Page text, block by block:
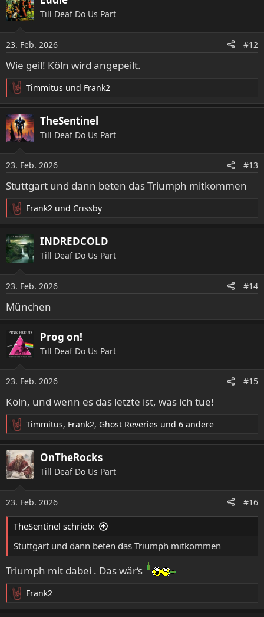
k
t
n
e
n
Till Deaf Do Us Part
23. Feb. 2026 #12
Wie geil! Köln wird angepeilt.
R
e
a
k
t
n
e
n
Timmitus und Frank2
TheSentinel
Till Deaf Do Us Part
23. Feb. 2026 #13
Stuttgart und dann beten das Triumph mitkommen
R
e
a
k
t
n
e
n
:
Frank2 und Crissby
INDREDCOLD
Till Deaf Do Us Part
23. Feb. 2026 #14
München
Prog on!
Till Deaf Do Us Part
23. Feb. 2026 #15
Köln, und wenn es das letzte ist, was ich tue!
R
e
a
k
t
n
e
Timmitus, Frank2, Ghost Reveries und 6 andere
OnTheRocks
Till Deaf Do Us Part
23. Feb. 2026 #16
TheSentinel schrieb:
Stuttgart und dann beten das Triumph mitkommen
Triumph mit dabei . Das wär‘s
R
e
Frank2